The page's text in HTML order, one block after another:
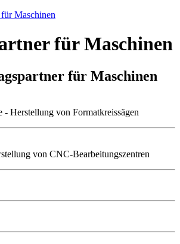
Maschinen
für Maschinen
für Maschinen
- Herstellung von Formatkreissägen
von CNC-Bearbeitungszentren